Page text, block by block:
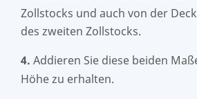
Zollstocks und auch von der
des zweiten Zollstocks.
4. Addieren Sie diese beiden
Höhe zu erhalten.